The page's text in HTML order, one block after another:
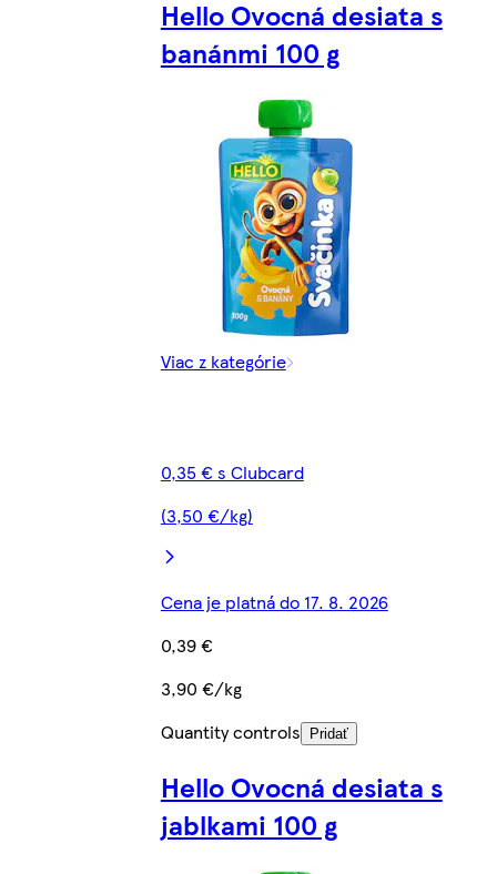
Hello Ovocná desiata s
banánmi 100 g
Viac z kategórie
0,35 € s Clubcard
(3,50 €/kg)
Cena je platná do 17. 8. 2026
0,39 €
3,90 €/kg
Quantity controls
Pridať
Hello Ovocná desiata s
jablkami 100 g